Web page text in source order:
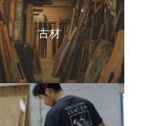
古材